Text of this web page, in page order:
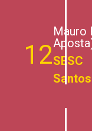
12
Mauro
SESC